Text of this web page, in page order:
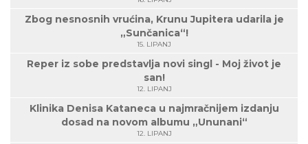
Zbog nesnosnih vrućina, Krunu Jupitera udarila je
„Sunčanica“!
15. LIPANJ
Reper iz sobe predstavlja novi singl - Moj život je
san!
12. LIPANJ
Klinika Denisa Kataneca u najmračnijem izdanju
dosad na novom albumu „Ununani“
12. LIPANJ